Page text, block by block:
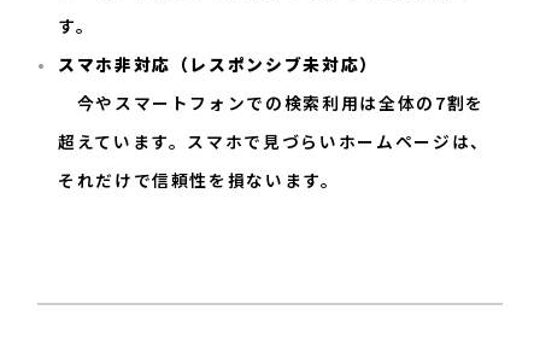
す。
スマホ非対応（レスポンシブ未対応）
今やスマートフォンでの検索利用は全体の7割を
超えています。スマホで見づらいホームページは、
それだけで信頼性を損ないます。